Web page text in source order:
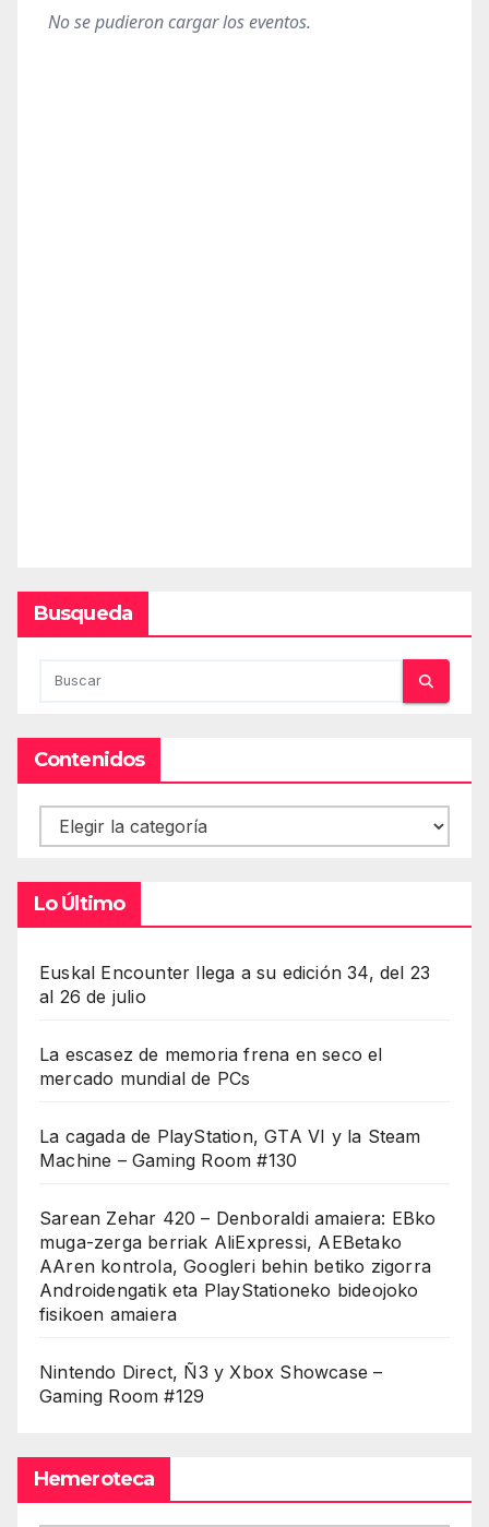
Busqueda
Contenidos
Contenidos
Lo Último
Euskal Encounter llega a su edición 34, del 23
al 26 de julio
La escasez de memoria frena en seco el
mercado mundial de PCs
La cagada de PlayStation, GTA VI y la Steam
Machine – Gaming Room #130
Sarean Zehar 420 – Denboraldi amaiera: EBko
muga-zerga berriak AliExpressi, AEBetako
AAren kontrola, Googleri behin betiko zigorra
Androidengatik eta PlayStationeko bideojoko
fisikoen amaiera
Nintendo Direct, Ñ3 y Xbox Showcase –
Gaming Room #129
Hemeroteca